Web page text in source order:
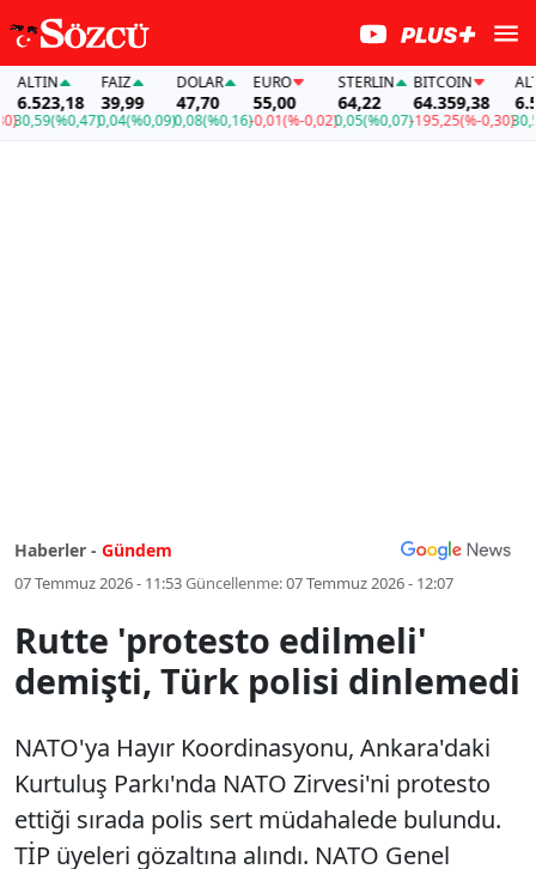
ALTIN
6.523,18
(%0,47)
FAİZ
39,99
0,04(%0,09)
DOLAR
47,70
0,08(%0,16)
EURO
55,00
-0,01(%-0,02)
STERLIN
64,22
0,05(%0,07)
BITCOIN
64.359,38
-195,25(%-0,30)30,59
Haberler - Gündem
07 Temmuz 2026 - 11:53Güncellenme:07 Temmuz 2026 - 12:07
Rutte 'protesto edilmeli'
demişti, Türk polisi dinlemedi
NATO'ya Hayır Koordinasyonu, Ankara'daki
Kurtuluş Parkı'nda NATO Zirvesi'ni protesto
ettiği sırada polis sert müdahalede bulundu.
TİP üyeleri gözaltına alındı. NATO Genel